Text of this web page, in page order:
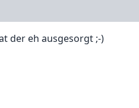
der eh ausgesorgt ;-)